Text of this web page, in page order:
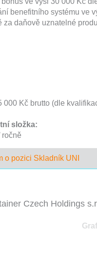
benefitního systému ve
za daňově uznatelné
000 Kč brutto (dle
složka:
ročně
o pozici Skladník UNI
Czech Holdings